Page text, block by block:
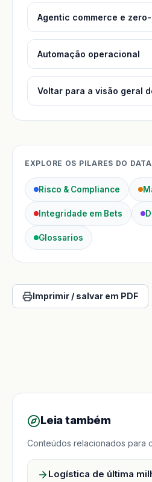
Agentic commerce e
Automação operacional
Voltar para a visão geral
EXPLORE OS PILARES DO
Risco & Compliance
Integridade em Bets
Glossarios
Imprimir / salvar em PDF
Leia também
Conteúdos relacionados para
Logística de última